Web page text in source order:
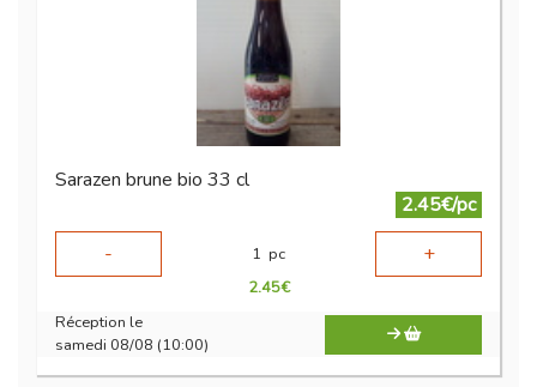
Sarazen brune bio 33 cl
2.45€/pc
-
1 pc +
2.45€
Réception le
samedi 08/08 (10:00)